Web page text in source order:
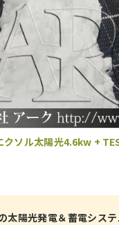
ソル太陽光4.6kw +
太陽光発電＆蓄電シス